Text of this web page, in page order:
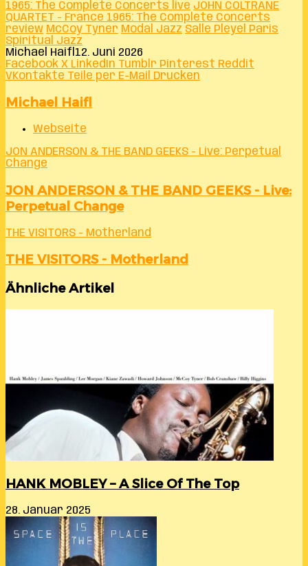
1965: The Complete Concerts live JOHN COLTRANE
QUARTET - France 1965: The Complete Concerts
review McCoy Tyner Modal Jazz Salle Pleyel Paris
Spiritual Jazz
Michael Haifl 12. Juni 2026
Facebook X LinkedIn Tumblr Pinterest Reddit
VKontakte Teile per E-Mail Drucken
Michael Haifl
Webseite
JON ANDERSON & THE BAND GEEKS - Live: Perpetual
Change
JON ANDERSON & THE BAND GEEKS - Live:
Perpetual Change
THE VISITORS - Motherland
THE VISITORS - Motherland
Ähnliche Artikel
HANK MOBLEY – A Slice Of The Top
28. Januar 2025